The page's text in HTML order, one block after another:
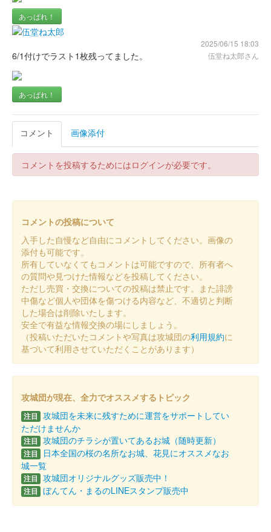
あっぱれ！
2025/06/15 18:03
伍堂ね太郎さん
6/1付けでラスト1枚残ってました。
あっぱれ！
コメント 画像添付
コメントを投稿するためにはログインが必要です。
コメントの投稿について
入手した自慢など自由にコメントしてください。画像の
添付も可能です。
所有していなくてもコメントは可能ですので、所有者へ
の質問や見つけた情報などを投稿してください。
ただし売買・交換についての投稿は禁止です。また誹謗
中傷など個人や団体を傷つける内容など、不適切と判断
した場合は削除いたします。
安全で有益な情報交換の場にしましょう。
（投稿いただいたコメントや写真は攻城団の利用規約に
基づいて利用させていただくことがあります）
攻城団が現在、全力でオススメするトピック
注目 攻城団を未来に残すために運営をサポートしてい
ただけませんか
注目 攻城団のチラシが置いてあるお城（随時更新）
注目
日本全国の桜の名所なお城、花見にオススメなお
城一覧
注目 攻城団オリジナルグッズ販売中！
注目 ぼんてん・まるのLINEスタンプ販売中